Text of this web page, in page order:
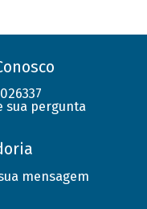
sua pergunta
mensagem